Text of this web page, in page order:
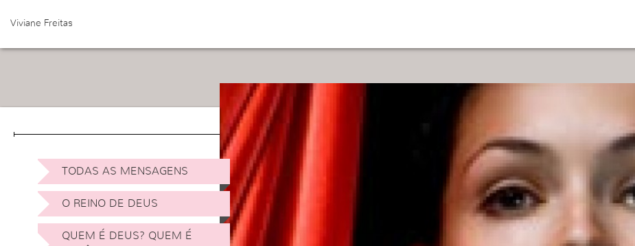
Viviane Freitas
TODAS AS MENSAGENS
O REINO DE DEUS
QUEM É DEUS? QUEM É